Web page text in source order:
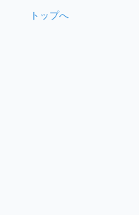
トップへ